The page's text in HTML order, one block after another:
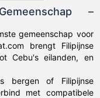
–
gemeenschap voor
brengt Filipijnse
Cebu's eilanden, en
bergen of Filipijnse
met compatibele